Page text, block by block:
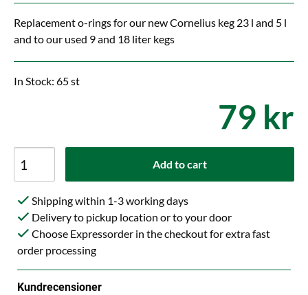
Replacement o-rings for our new Cornelius keg 23 l and 5 l
and to our used 9 and 18 liter kegs
In Stock: 65 st
79 kr
Add to cart
Shipping within 1-3 working days
Delivery to pickup location or to your door
Choose Expressorder in the checkout for extra fast
order processing
Kundrecensioner